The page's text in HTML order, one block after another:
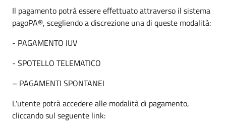
Il pagamento potrà essere effettuato attraverso il sistema
pagoPA®, scegliendo a discrezione una di queste modalità:
- PAGAMENTO IUV
- SPOTELLO TELEMATICO
– PAGAMENTI SPONTANEI
L'utente potrà accedere alle modalità di pagamento,
cliccando sul seguente link: